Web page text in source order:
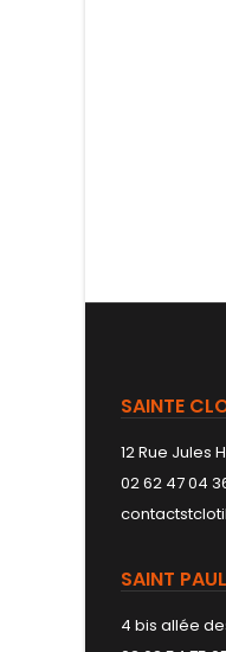
SAINTE
12 Rue Jules
02 62 47 04
SAINT PAUL
4 bis allée